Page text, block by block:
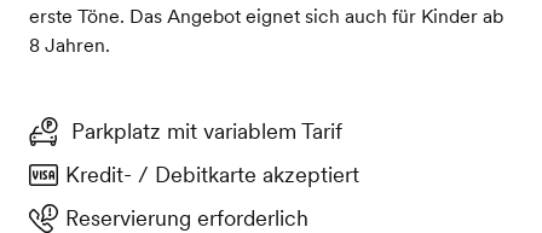
erste Töne. Das Angebot eignet sich auch für Kinder ab
8 Jahren.
Parkplatz mit variablem Tarif
Kredit- / Debitkarte akzeptiert
Reservierung erforderlich